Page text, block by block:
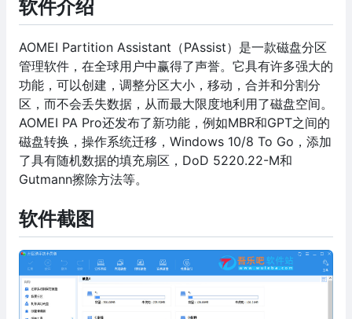
软件介绍
AOMEI Partition Assistant（PAssist）是一款磁盘分区
管理软件，在全球用户中赢得了声誉。它具有许多强大的
功能，可以创建，调整分区大小，移动，合并和分割分
区，而不会丢失数据，从而最大限度地利用了磁盘空间。
AOMEI PA Pro还发布了新功能，例如MBR和GPT之间的
磁盘转换，操作系统迁移，Windows 10/8 To Go，添加
了具有随机数据的填充扇区，DoD 5220.22-M和
Gutmann擦除方法等。
软件截图